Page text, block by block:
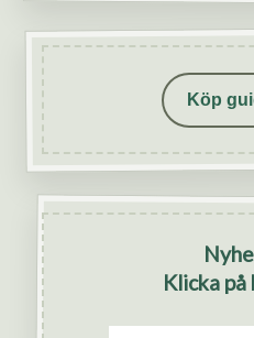
Köp
Klicka på